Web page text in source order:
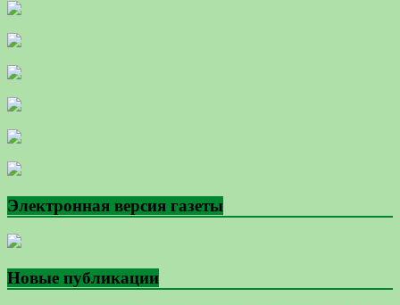
Электронная версия газеты
Новые публикации